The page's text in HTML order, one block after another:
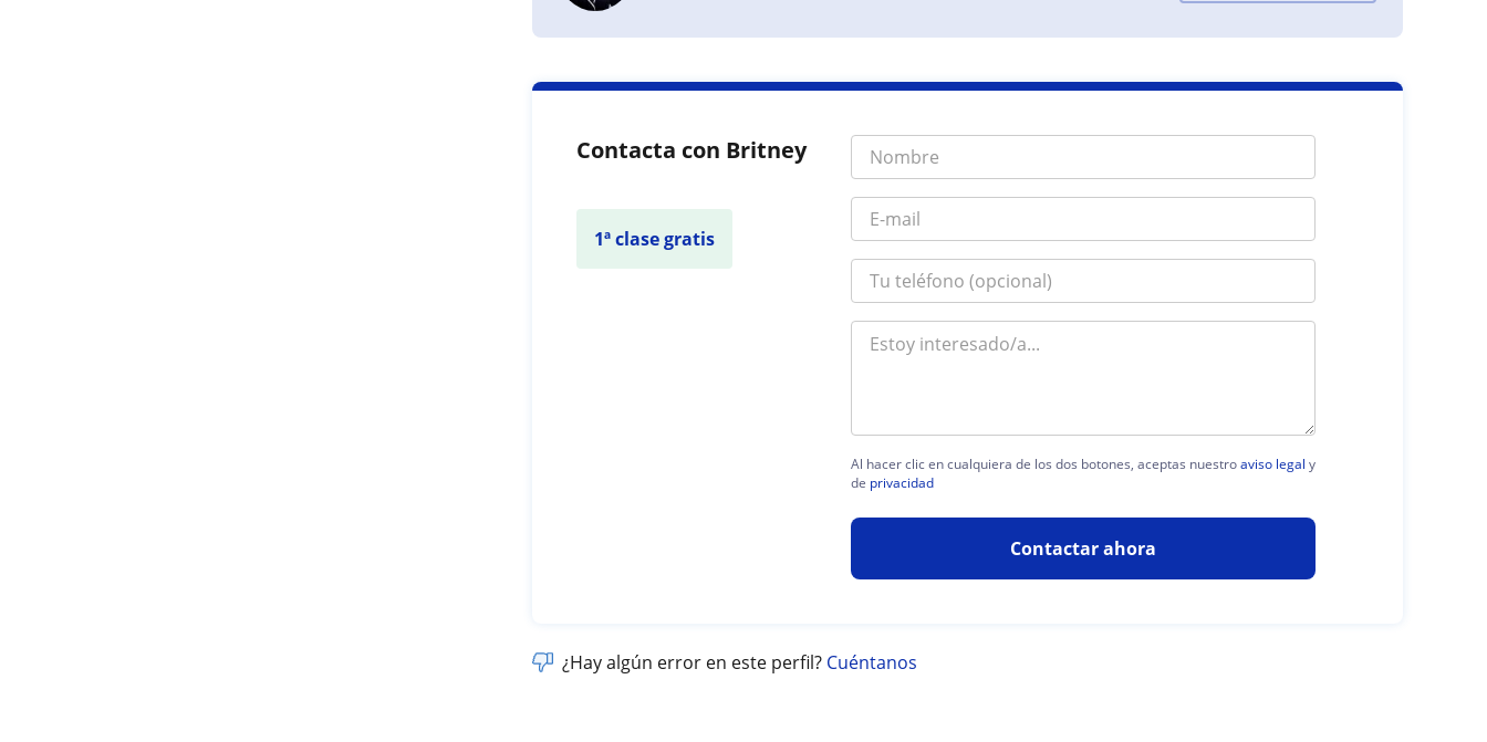
Contacta con Britney
1ª clase gratis
Al hacer clic en cualquiera de los dos botones, aceptas nuestroaviso legal y
de privacidad
Contactar ahora
¿Hay algún error en este perfil? Cuéntanos